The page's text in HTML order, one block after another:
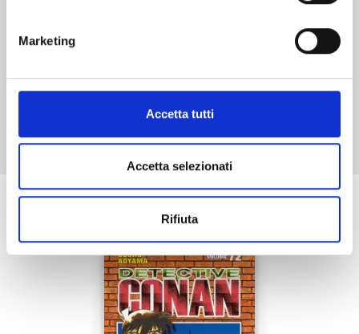
Marketing
Accetta tutti
Accetta selezionati
Rifiuta
Mostra tutto
Se ti è piaciuto prova anche: